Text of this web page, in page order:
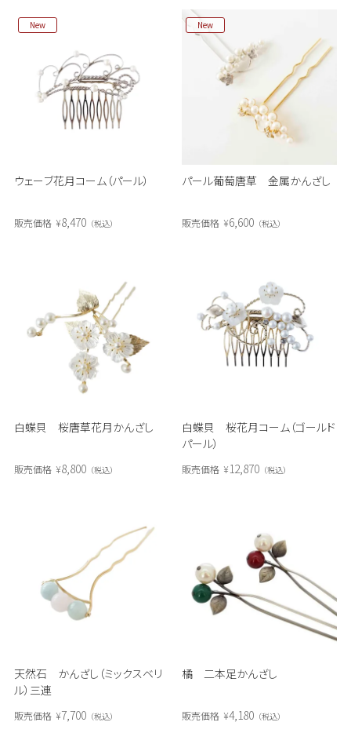
ウェーブ花月コーム（パール）
New
販売価格 ¥8,470 税込
パール葡萄唐草 金属かんざし
New
販売価格 ¥6,600 税込
白蝶貝 桜唐草花月かんざし
販売価格 ¥8,800 税込
白蝶貝 桜花月コーム（ゴールド
パール）
販売価格 ¥12,870 税込
天然石 かんざし（ミックスベリ
ル）三連
販売価格 ¥7,700 税込
橘 二本足かんざし
販売価格 ¥4,180 税込